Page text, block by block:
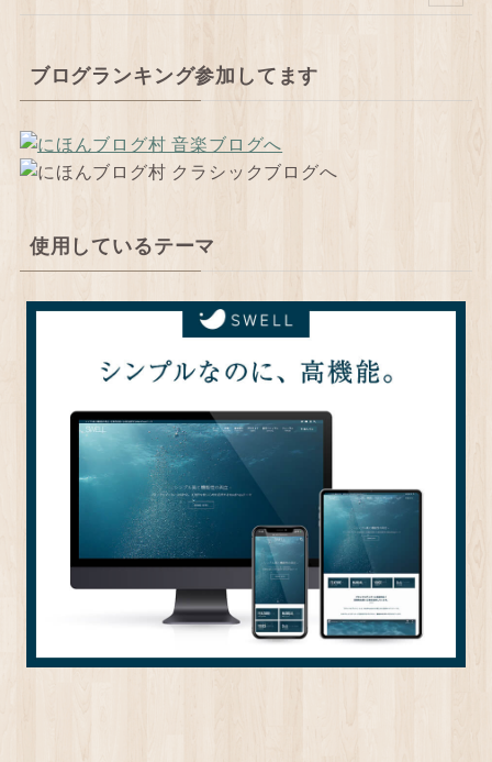
ブログランキング参加してます
使用しているテーマ